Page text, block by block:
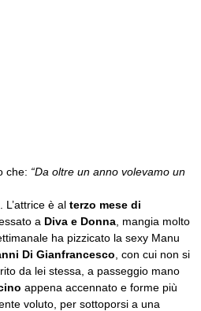
che: “Da oltre un anno volevamo un
è al terzo mese di
a Diva e Donna , mangia molto
ha pizzicato la sexy Manu
Di Gianfrancesco , con cui non si
da lei stessa, a passeggio mano
appena accennato e forme più
voluto, per sottoporsi a una